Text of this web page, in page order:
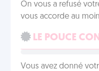
On vous a refusé
vous accorde au
LE POUCE
Vous avez donné